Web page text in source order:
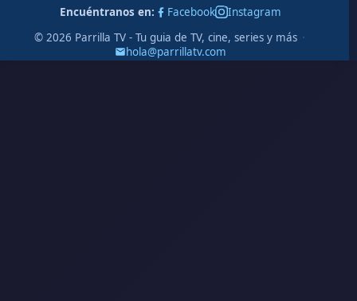
Encuéntranos en:
Facebook
Instagram
© 2026 Parrilla TV - Tu guia de TV, cine, series y más ·
hola@parrillatv.com